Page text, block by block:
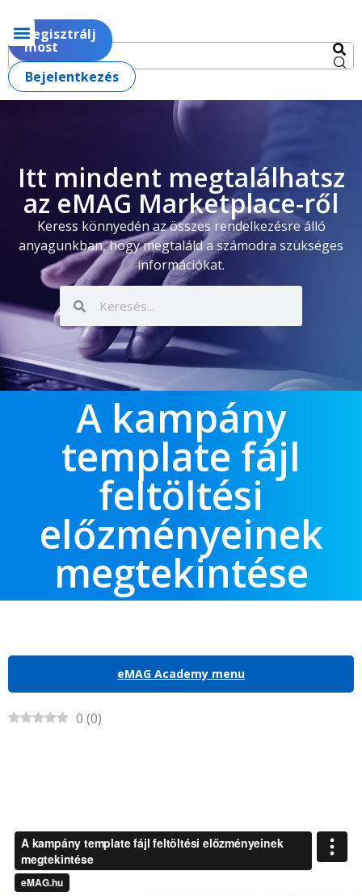
Regisztrálj
most
Bejelentkezés
Itt mindent megtalálhatsz
az eMAG Marketplace-ről
Keress könnyedén az összes rendelkezésre álló
anyagunkban, hogy megtaláld a számodra szükséges
információkat.
A kampány
template fájl
feltöltési
előzményeinek
megtekintése
eMAG Academy menu
0 (0)